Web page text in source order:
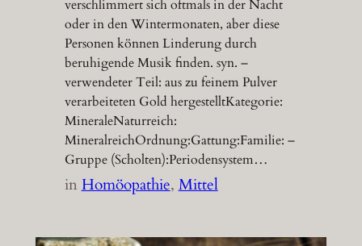
verschlimmert sich oftmals in der Nacht
oder in den Wintermonaten, aber diese
Personen können Linderung durch
beruhigende Musik finden. syn. –
verwendeter Teil: aus zu feinem Pulver
verarbeiteten Gold hergestelltKategorie:
MineraleNaturreich:
MineralreichOrdnung:Gattung:Familie: –
Gruppe (Scholten):Periodensystem…
inHomöopathie, Mittel